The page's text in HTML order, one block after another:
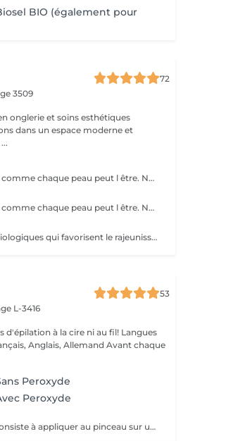
BIO (également pour
72
3509
onglerie et soins esthétiques
Chaque personne est unique comme chaque peau peut l être. Nous offrons à peau ce dont elle a besoin, exactement pour ça chaque personne sera évaluée avec minutie. Le nettoyage de peau sert précisément à éliminer les comédons, les papules, les pustules et les miliums, tout en accélérant le renouvellement cellulaire pour obtenir une peau lisse et plus saine. ACIDE SALICYLIQUE: Ce traitement serve pour renouveler la peau, contrôler l excès de sébum et réduire visiblement les marques d acné et les vergetures récentes.
Chaque personne est unique comme chaque peau peut l être. Nous offrons à peau ce dont elle a besoin, exactement pour ça chaque personne sera évaluée avec minutie. Dans ce traitement grâce à la stimulation des papilles dermiques et à la libération de facteurs de croissance, le micronnedling optimise la fonction cellulaire, renforce la structure de la peau et augment naturellement le collagène TGF-3 via une cascade de cicatrisation régénérative.
RF faciale génère des effets biologiques qui favorisent le rajeunissement grâce à la migration des fibroblastes obtient un effet lifting par la rétraction immédiate du collagène et permet la restructuration de la peau à long terme.
53
L-3416
Allemand Avant chaque
Peroxyde
Peroxyde
Le principe du Carbon Peel consiste à appliquer au pinceau sur une peau démaquillée et désinfectée, un masque au charbon actif qui va pénétrer dans les pores et les irrégularités de la peau et également absorber l'excédent de sébum. C'est ce charbon actif qui va servir de vecteur au laser. Les yeux sont masqués par des coques protectrices. Le laser va spécifiquement pulvériser et évaporer les particules de carbone, sans abîmer la peau. Le carbone ainsi volatilisé emporte avec lui peaux mortes, impuretés et points noirs. Immédiatement après la séance, la peau apparaît plus jeune, plus lisse, plus soyeuse et plus lumineuse. Le Carbon Peel produit ses effets dès la 1ère séance. En multipliant les séances, les effets se potentialiseront et le résultat final n'en sera que meilleur. Au fur et à mesure des séances, la peau sera moins grasse, plus homogène, plus lisse en surface. Elle retrouvera à la fois sa fermeté et son élasticité. La séance unique est généralement réservée à l'effet « coup d'éclat ». Au cours de celle-ci, on ressent tout au plus la chaleur modérée du laser et de légers picotements. Cette sensation s'estompe rapidement. La peau est à peine rosée en fin de séance. Il est important de noter que par la suite, la peau ne pèlera pas contrairement aux peelings chimiques classiques. Aucune éviction n'est donc nécessaire.